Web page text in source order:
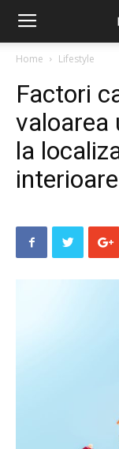
Home Lifestyle
Factori
valoarea
la
interioare